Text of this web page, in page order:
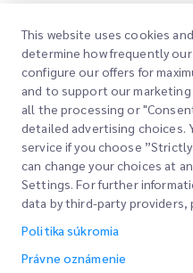
Rýchle odkazy
Miesto kancelárie
Žiadať citáciu
Vstup zákazníka
Spoločnosť
O nás
Karier
Naše služby
Vyjadrené colné povolenie
This website uses cookies
determine how frequently
configure our offers for
and to support our
all the processing or
detailed advertising choices.
service if you choose
can change your choices at
Settings. For further
data by third-party providers,
Politika súkromia
Právne oznámenie